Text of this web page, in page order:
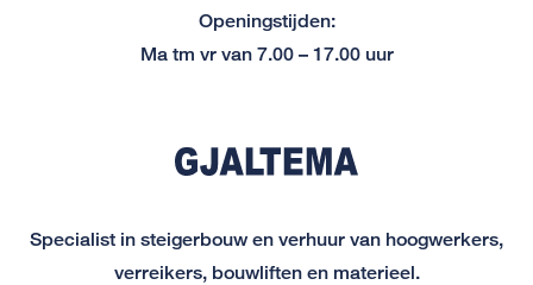
Specialist in steigerbouw en verhuur van hoogwerkers,
verreikers, bouwliften en materieel.
Openingstijden:
Ma tm vr van 7.00 – 17.00 uur